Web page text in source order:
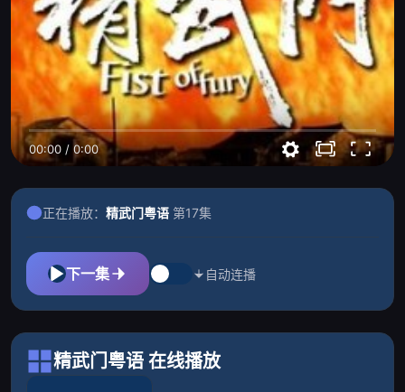
00:00 / 0:00
正在播放： 精武门粤语 第17集
下一集 自动连播
精武门粤语 在线播放